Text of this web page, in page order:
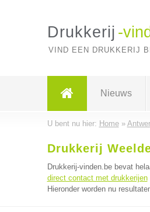
Drukkerij -
VIND EEN DRUKKERIJ
Nieuws
U bent nu hier: Home»
Drukkerij
Drukkerij-vinden.be bevat
direct contact met drukkerijen
Hieronder worden nu